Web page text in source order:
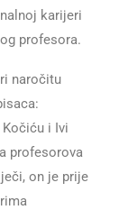
karijeri
profesora.
naročitu
i Ivi
profesorova
on je prije